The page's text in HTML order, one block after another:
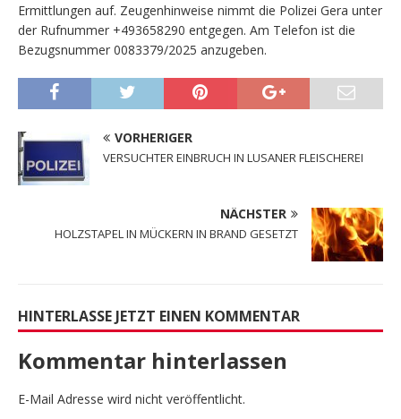
Ermittlungen auf. Zeugenhinweise nimmt die Polizei Gera unter
der Rufnummer +493658290 entgegen. Am Telefon ist die
Bezugsnummer 0083379/2025 anzugeben.
VORHERIGER
VERSUCHTER EINBRUCH IN LUSANER FLEISCHEREI
NÄCHSTER
HOLZSTAPEL IN MÜCKERN IN BRAND GESETZT
HINTERLASSE JETZT EINEN KOMMENTAR
Kommentar hinterlassen
E-Mail Adresse wird nicht veröffentlicht.